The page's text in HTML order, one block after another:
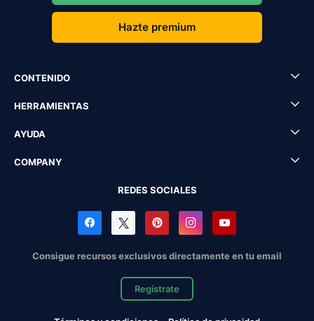
Hazte premium
CONTENIDO
HERRAMIENTAS
AYUDA
COMPANY
REDES SOCIALES
Consigue recursos exclusivos directamente en tu email
Regístrate